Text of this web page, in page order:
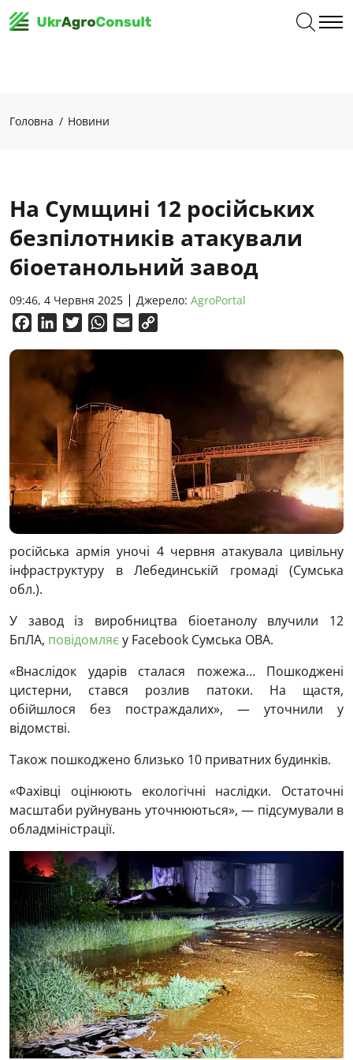
Головна Новини
На Сумщині 12 російських
безпілотників атакували
біоетанольний завод
09:46, 4 Червня 2025 Джерело: AgroPortal
FacebookLinkedInTwitterWhatsApp
Email
російська армія уночі 4 червня атакувала цивільну
інфраструктуру в Лебединській громаді (Сумська
обл.).
У завод із виробництва біоетанолу влучили 12
БпЛА, повідомляєу Facebook Сумська ОВА.
«Внаслідок ударів сталася пожежа… Пошкоджені
цистерни, стався розлив патоки. На щастя,
обійшлося без постраждалих», — уточнили у
відомстві.
Також пошкоджено близько 10 приватних будинків.
«Фахівці оцінюють екологічні наслідки. Остаточні
масштаби руйнувань уточнюються», — підсумували в
обладміністрації.